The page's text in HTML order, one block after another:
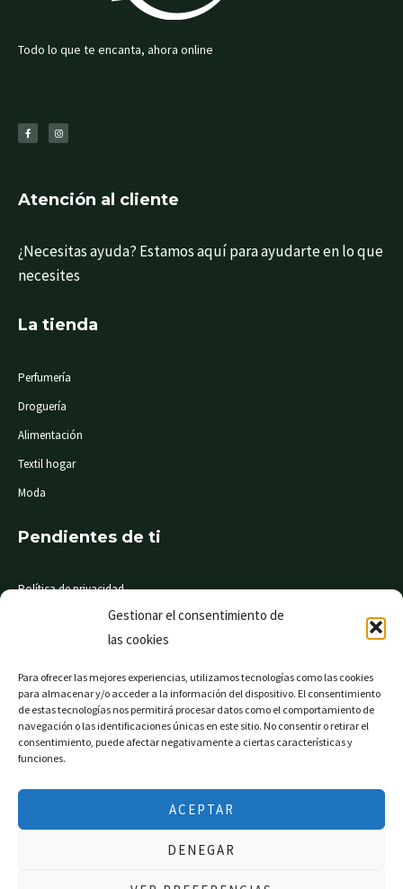
Gestionar el consentimiento de
las cookies
Para ofrecer las mejores experiencias, utilizamos tecnologías como las cookies
para almacenar y/o acceder a la información del dispositivo. El consentimiento
de estas tecnologías nos permitirá procesar datos como el comportamiento de
navegación o las identificaciones únicas en este sitio. No consentir o retirar el
consentimiento, puede afectar negativamente a ciertas características y
funciones.
ACEPTAR
DENEGAR
Todo lo que te encanta, ahora online
c
e
b
s
t
a
Atención al cliente
¿Necesitas ayuda? Estamos aquí para ayudarte en lo que
necesites
La tienda
Perfumería
Droguería
Alimentación
Textil hogar
Moda
Pendientes de ti
Política de privacidad
Condiciones de compra
© Mi Súper 24 horas. Todos los derechos reservados
Página web financiada por el Programa KIT Digital. Plan
España «Next Generation EU».